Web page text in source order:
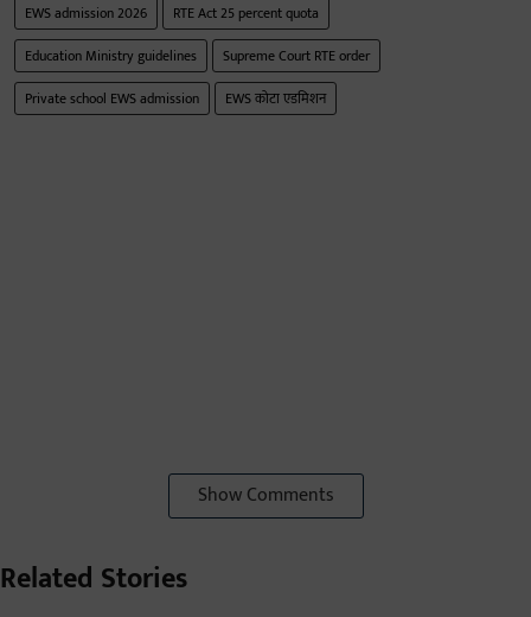
EWS admission 2026
RTE Act 25 percent quota
Education Ministry guidelines
Supreme Court RTE order
Private school EWS admission
EWS कोटा एडमिशन
Show Comments
Related Stories